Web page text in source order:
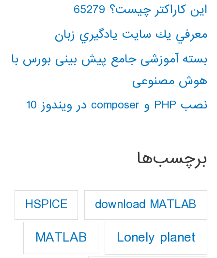
این کاراکتر چیست؟ 65279
معرفي يك سايت يادگيري زبان
بسته آموزشی جامع پیش بینی بورس با
هوش مصنوعی
نصب PHP و composer در ویندوز 10
برچسب‌ها
download MATLAB
HSPICE
Lonely planet
MATLAB